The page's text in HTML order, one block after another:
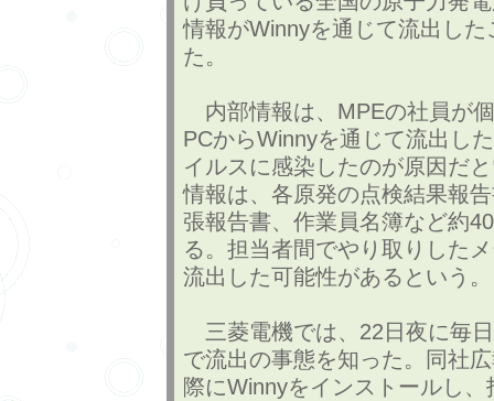
情報がWinnyを通じて流出し
た。
内部情報は、MPEの社員が
PCからWinnyを通じて流出し
イルスに感染したのが原因だ
情報は、各原発の点検結果報
張報告書、作業員名簿など約
る。担当者間でやり取りした
流出した可能性があるという。
三菱電機では、22日夜に毎
で流出の事態を知った。同社
際にWinnyをインストールし